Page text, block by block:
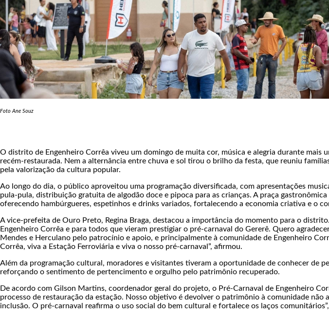
Foto Ane Souz
O distrito de Engenheiro Corrêa viveu um domingo de muita cor, música e alegria durante mais
recém-restaurada. Nem a alternância entre chuva e sol tirou o brilho da festa, que reuniu
pela valorização da cultura popular.
Ao longo do dia, o público aproveitou uma programação diversificada, com apresentações
pula-pula, distribuição gratuita de algodão doce e pipoca para as crianças. A praça
oferecendo hambúrgueres, espetinhos e drinks variados, fortalecendo a economia criativa e o
A vice-prefeita de Ouro Preto, Regina Braga, destacou a importância do momento para o
Engenheiro Corrêa e para todos que vieram prestigiar o pré-carnaval do Gererê. Quero
Mendes e Herculano pelo patrocínio e apoio, e principalmente à comunidade de Engenheiro
Corrêa, viva a Estação Ferroviária e viva o nosso pré-carnaval”, afirmou.
Além da programação cultural, moradores e visitantes tiveram a oportunidade de conhecer de
reforçando o sentimento de pertencimento e orgulho pelo patrimônio recuperado.
De acordo com Gilson Martins, coordenador geral do projeto, o Pré-Carnaval de Engenheiro
processo de restauração da estação. Nosso objetivo é devolver o patrimônio à comunidade
inclusão. O pré-carnaval reafirma o uso social do bem cultural e fortalece os laços